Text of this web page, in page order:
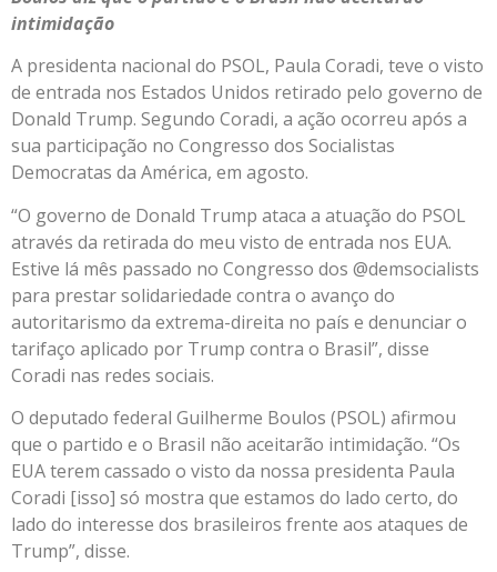
intimidação
A presidenta nacional do PSOL, Paula Coradi, teve o visto
de entrada nos Estados Unidos retirado pelo governo de
Donald Trump. Segundo Coradi, a ação ocorreu após a
sua participação no Congresso dos Socialistas
Democratas da América, em agosto.
“O governo de Donald Trump ataca a atuação do PSOL
através da retirada do meu visto de entrada nos EUA.
Estive lá mês passado no Congresso dos @demsocialists
para prestar solidariedade contra o avanço do
autoritarismo da extrema-direita no país e denunciar o
tarifaço aplicado por Trump contra o Brasil”, disse
Coradi nas redes sociais.
O deputado federal Guilherme Boulos (PSOL) afirmou
que o partido e o Brasil não aceitarão intimidação. “Os
EUA terem cassado o visto da nossa presidenta Paula
Coradi [isso] só mostra que estamos do lado certo, do
lado do interesse dos brasileiros frente aos ataques de
Trump”, disse.